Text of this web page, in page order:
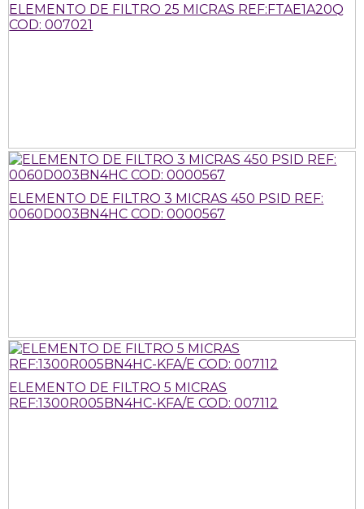
ELEMENTO DE FILTRO 25 MICRAS REF:FTAE1A20Q
COD: 007021
ELEMENTO DE FILTRO 3 MICRAS 450 PSID REF:
0060D003BN4HC COD: 0000567
ELEMENTO DE FILTRO 5 MICRAS
REF:1300R005BN4HC-KFA/E COD: 007112